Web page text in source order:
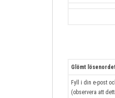
Glömt
Fyll i din e-post
(observera att